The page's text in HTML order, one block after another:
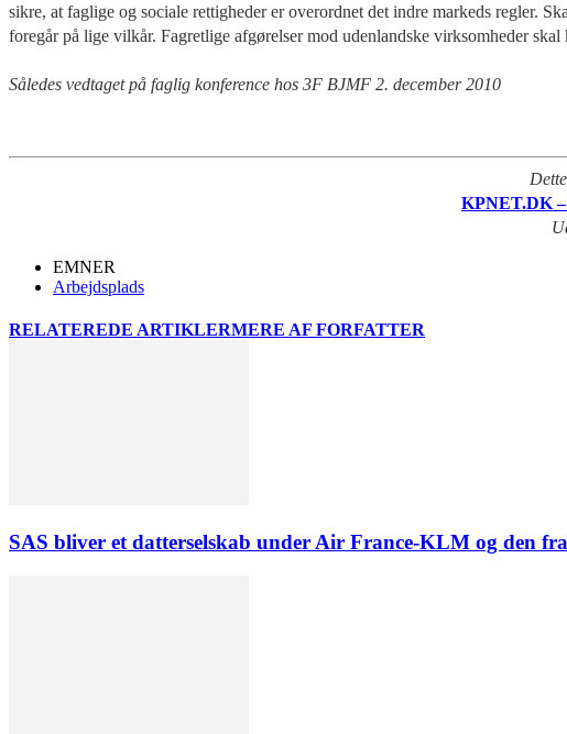
sikre, at faglige og sociale rettigheder er overordnet det indre markeds regler.
foregår på lige vilkår. Fagretlige afgørelser mod udenlandske virksomheder
Således vedtaget på faglig konference hos 3F BJMF 2. december 2010
KPNET.DK
EMNER
Arbejdsplads
RELATEREDE ARTIKLERMERE AF FORFATTER
SAS bliver et datterselskab under Air France-KLM og den